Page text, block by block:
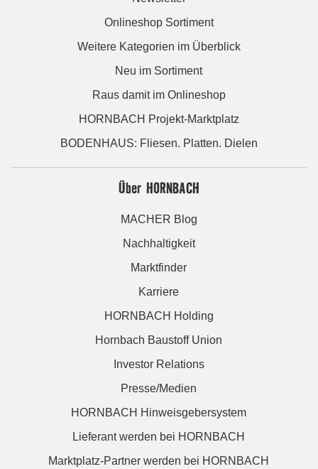
Onlineshop Sortiment
Weitere Kategorien im Überblick
Neu im Sortiment
Raus damit im Onlineshop
HORNBACH Projekt-Marktplatz
BODENHAUS: Fliesen. Platten. Dielen
Über HORNBACH
MACHER Blog
Nachhaltigkeit
Marktfinder
Karriere
HORNBACH Holding
Hornbach Baustoff Union
Investor Relations
Presse/Medien
HORNBACH Hinweisgebersystem
Lieferant werden bei HORNBACH
Marktplatz-Partner werden bei HORNBACH